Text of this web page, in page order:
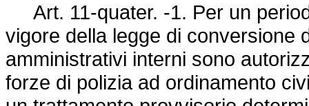
Art. 11-quater. -1. Per un
vigore della legge di conversione
amministrativi interni sono
forze di polizia ad ordinamento